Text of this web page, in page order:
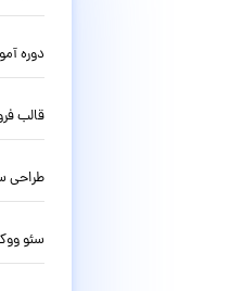
دوره
قالب
طراحی
سئو